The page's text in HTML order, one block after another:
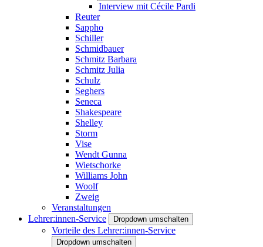
Interview mit Cécile Pardi
Reuter
Sappho
Schiller
Schmidbauer
Schmitz Barbara
Schmitz Julia
Schulz
Seghers
Seneca
Shakespeare
Shelley
Storm
Vise
Wendt Gunna
Wietschorke
Williams John
Woolf
Zweig
Veranstaltungen
Lehrer:innen-Service
Dropdown umschalten
Vorteile des Lehrer:innen-Service
Dropdown umschalten